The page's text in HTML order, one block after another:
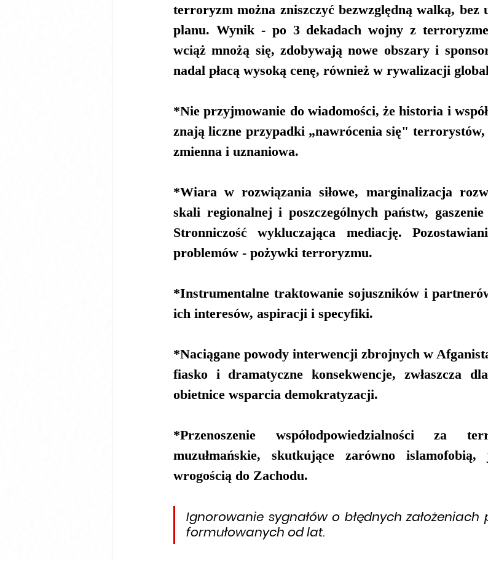
terroryzm można zniszczyć bezwzględną walką, bez
planu. Wynik - po 3 dekadach wojny z
wciąż mnożą się, zdobywają nowe obszary i
nadal płacą wysoką cenę, również w rywalizacji
*Nie przyjmowanie do wiadomości, że historia i
znają liczne przypadki „nawrócenia się"
zmienna i uznaniowa.
*Wiara w rozwiązania siłowe, marginalizacja
skali regionalnej i poszczególnych państw,
Stronniczość wykluczająca mediację.
problemów - pożywki terroryzmu.
*Instrumentalne traktowanie sojuszników i
ich interesów, aspiracji i specyfiki.
*Naciągane powody interwencji zbrojnych w
fiasko i dramatyczne konsekwencje, zwłaszcza
obietnice wsparcia demokratyzacji.
*Przenoszenie współodpowiedzialności za
muzułmańskie, skutkujące zarówno
wrogością do Zachodu.
Ignorowanie sygnałów o błędnych
formułowanych od lat.